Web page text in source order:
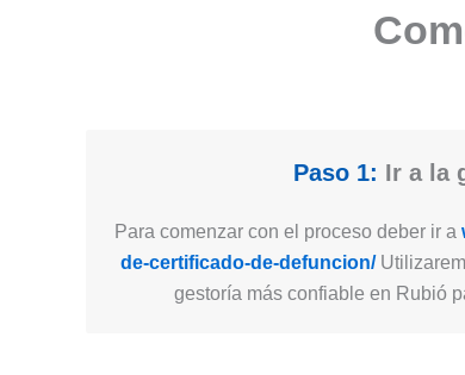
Paso 1: Ir a la
Para comenzar con el proceso deber ir a
de-certificado-de-defuncion/
gestoría más confiable en Rubió